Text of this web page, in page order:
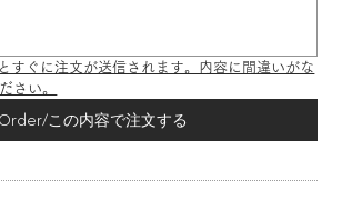
すぐに注文が送信されます。内容に間違いがな
さい。
Order/この内容で注文する